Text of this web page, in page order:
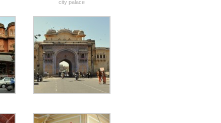
city palace